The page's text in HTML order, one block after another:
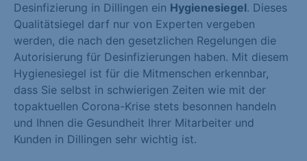
Desinfizierung in Dillingen ein Hygienesiegel. Dieses
Qualitätsiegel darf nur von Experten vergeben
werden, die nach den gesetzlichen Regelungen die
Autorisierung für Desinfizierungen haben. Mit diesem
Hygienesiegel ist für die Mitmenschen erkennbar,
dass Sie selbst in schwierigen Zeiten wie mit der
topaktuellen Corona-Krise stets besonnen handeln
und Ihnen die Gesundheit Ihrer Mitarbeiter und
Kunden in Dillingen sehr wichtig ist.